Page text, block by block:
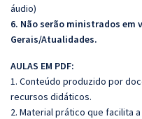
áudio)
6. Não serão ministrados em
Gerais/Atualidades.
AULAS EM PDF:
1. Conteúdo produzido por
recursos didáticos.
2. Material prático que facilita